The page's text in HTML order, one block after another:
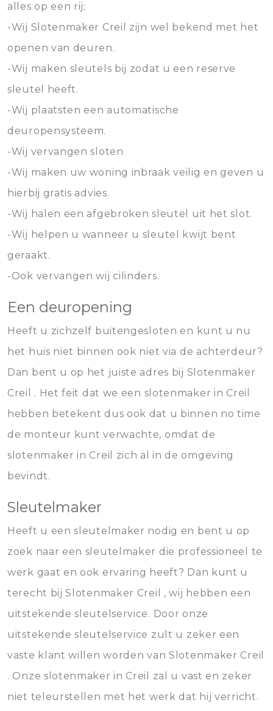
alles op een rij;
-Wij Slotenmaker Creil zijn wel bekend met het
openen van deuren.
-Wij maken sleutels bij zodat u een reserve
sleutel heeft.
-Wij plaatsten een automatische
deuropensysteem.
-Wij vervangen sloten
-Wij maken uw woning inbraak veilig en geven u
hierbij gratis advies.
-Wij halen een afgebroken sleutel uit het slot.
-Wij helpen u wanneer u sleutel kwijt bent
geraakt.
-Ook vervangen wij cilinders.
Een deuropening
Heeft u zichzelf buitengesloten en kunt u nu
het huis niet binnen ook niet via de achterdeur?
Dan bent u op het juiste adres bij Slotenmaker
Creil . Het feit dat we een slotenmaker in Creil
hebben betekent dus ook dat u binnen no time
de monteur kunt verwachte, omdat de
slotenmaker in Creil zich al in de omgeving
bevindt.
Sleutelmaker
Heeft u een sleutelmaker nodig en bent u op
zoek naar een sleutelmaker die professioneel te
werk gaat en ook ervaring heeft? Dan kunt u
terecht bij Slotenmaker Creil , wij hebben een
uitstekende sleutelservice. Door onze
uitstekende sleutelservice zult u zeker een
vaste klant willen worden van Slotenmaker Creil
. Onze slotenmaker in Creil zal u vast en zeker
niet teleurstellen met het werk dat hij verricht.